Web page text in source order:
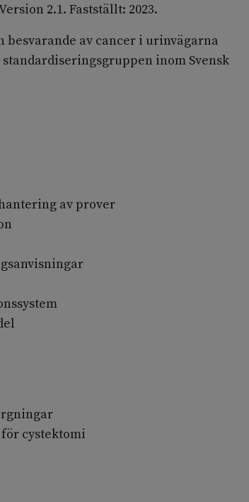
2.1. Fastställt: 2023.
av cancer i urinvägarna
inom Svensk
av prover
cystektomi